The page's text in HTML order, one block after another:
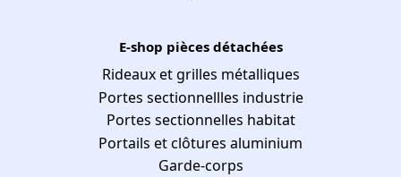
E-shop pièces détachées
Rideaux et grilles métalliques
Portes sectionnellles industrie
Portes sectionnelles habitat
Portails et clôtures aluminium
Garde-corps